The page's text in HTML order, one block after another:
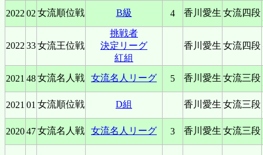
2022 02 女流順位戦 B級 4 香川愛生 女流四段
2022 33女流王位戦
挑戦者
決定リーグ
紅組
香川愛生 女流四段
2021 48女流名人戦 女流名人リーグ 5 香川愛生 女流三段
2021 01 女流順位戦 D組 香川愛生 女流三段
202047女流名人戦 女流名人リーグ 3 香川愛生 女流三段